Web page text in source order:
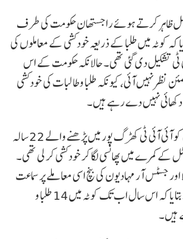
عمل ظاہر کرتے ہوئے راجستھان حکومت کی طرف
کوٹہ میں طلبا کے ذریعہ خودکشی کے معاملوں کی
تشکیل دی گئی تھی۔ حالانکہ حکومت کے اس
نہیں آئی، کیونکہ طلبا و طالبات کی خودکشی
نہیں دے رہے ہیں۔
دراصل گزشتہ 4 مئی کو آئی آئی ٹی کھڑگ پور میں پڑھنے والے 22 سالہ
کے کمرے میں پھانسی لگا کر خودکشی کر لی تھی۔
جسٹس آر مہادیون کی بنچ اسی معاملے پر سماعت
کر رہی تھی اور بنچ نے بتایا کہ اس سال اب تک کوٹہ میں 14 طلبا و
ہیں۔